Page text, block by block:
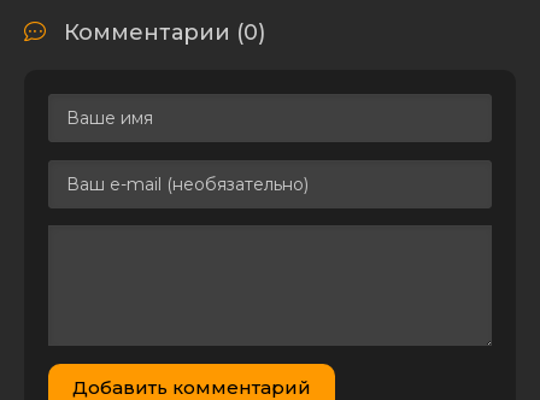
Комментарии (0)
Добавить комментарий